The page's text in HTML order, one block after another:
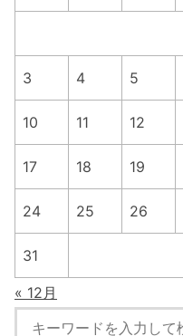
3 4 5
10 11 12
17 18 19
24 25 26
31
« 12月